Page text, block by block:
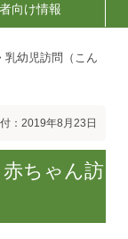
向け情報
乳幼児訪問（こん
：2019年8月23日
ちゃん訪